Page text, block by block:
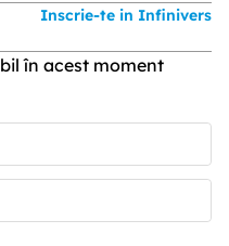
Inscrie-te in Infinivers
în acest moment